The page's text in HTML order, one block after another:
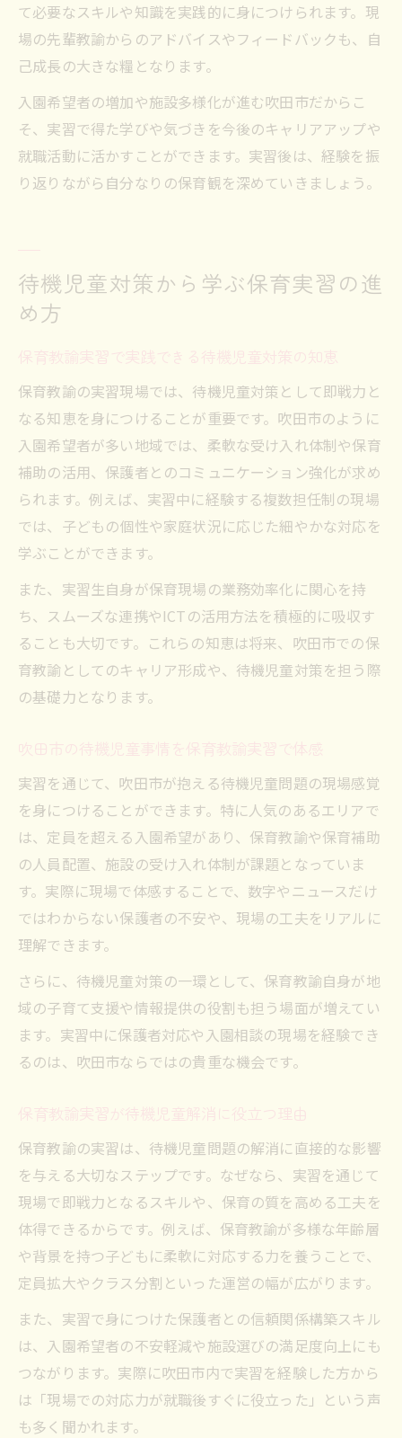
て必要なスキルや知識を実践的に身につけられます。現
場の先輩教諭からのアドバイスやフィードバックも、自
己成長の大きな糧となります。
入園希望者の増加や施設多様化が進む吹田市だからこ
そ、実習で得た学びや気づきを今後のキャリアアップや
就職活動に活かすことができます。実習後は、経験を振
り返りながら自分なりの保育観を深めていきましょう。
待機児童対策から学ぶ保育実習の進
め方
保育教諭実習で実践できる待機児童対策の知恵
保育教諭の実習現場では、待機児童対策として即戦力と
なる知恵を身につけることが重要です。吹田市のように
入園希望者が多い地域では、柔軟な受け入れ体制や保育
補助の活用、保護者とのコミュニケーション強化が求め
られます。例えば、実習中に経験する複数担任制の現場
では、子どもの個性や家庭状況に応じた細やかな対応を
学ぶことができます。
また、実習生自身が保育現場の業務効率化に関心を持
ち、スムーズな連携やICTの活用方法を積極的に吸収す
ることも大切です。これらの知恵は将来、吹田市での保
育教諭としてのキャリア形成や、待機児童対策を担う際
の基礎力となります。
吹田市の待機児童事情を保育教諭実習で体感
実習を通じて、吹田市が抱える待機児童問題の現場感覚
を身につけることができます。特に人気のあるエリアで
は、定員を超える入園希望があり、保育教諭や保育補助
の人員配置、施設の受け入れ体制が課題となっていま
す。実際に現場で体感することで、数字やニュースだけ
ではわからない保護者の不安や、現場の工夫をリアルに
理解できます。
さらに、待機児童対策の一環として、保育教諭自身が地
域の子育て支援や情報提供の役割も担う場面が増えてい
ます。実習中に保護者対応や入園相談の現場を経験でき
るのは、吹田市ならではの貴重な機会です。
保育教諭実習が待機児童解消に役立つ理由
保育教諭の実習は、待機児童問題の解消に直接的な影響
を与える大切なステップです。なぜなら、実習を通じて
現場で即戦力となるスキルや、保育の質を高める工夫を
体得できるからです。例えば、保育教諭が多様な年齢層
や背景を持つ子どもに柔軟に対応する力を養うことで、
定員拡大やクラス分割といった運営の幅が広がります。
また、実習で身につけた保護者との信頼関係構築スキル
は、入園希望者の不安軽減や施設選びの満足度向上にも
つながります。実際に吹田市内で実習を経験した方から
は「現場での対応力が就職後すぐに役立った」という声
も多く聞かれます。